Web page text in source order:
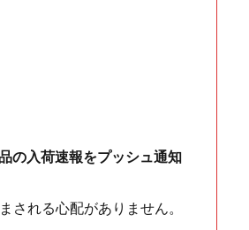
の入荷速報をプッシュ通知
される心配がありません。